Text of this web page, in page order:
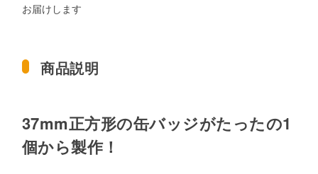
お届けします
商品説明
37mm正方形の缶バッジがたったの1
個から製作！